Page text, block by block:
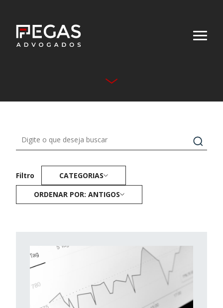
Áreas Atuação
Contato
Filtro CATEGORIAS
ORDENAR POR: ANTIGOS